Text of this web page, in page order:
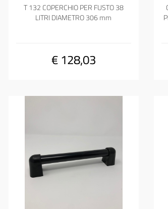
T 132 COPERCHIO PER FUSTO 38
LITRI DIAMETRO 306 mm
€ 128,03